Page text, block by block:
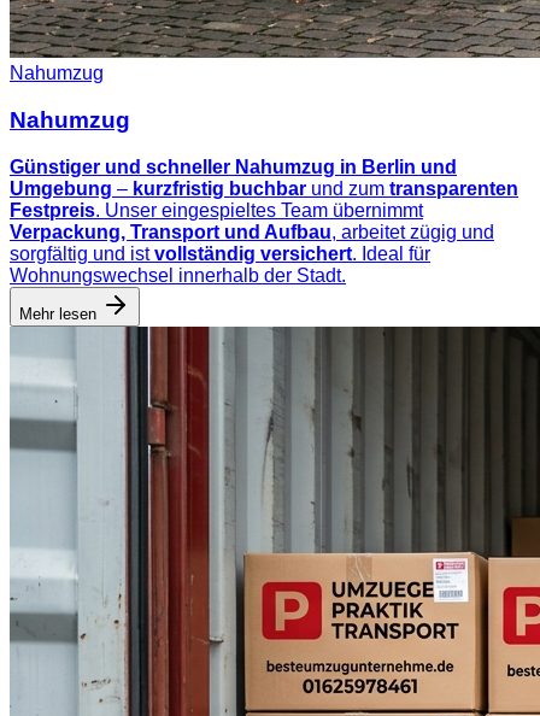
Nahumzug
Nahumzug
Günstiger und schneller Nahumzug in Berlin und
Umgebung – kurzfristig buchbar und zum transparenten
Festpreis. Unser eingespieltes Team übernimmt
Verpackung, Transport und Aufbau, arbeitet zügig und
sorgfältig und istvollständig versichert. Ideal für
Wohnungswechsel innerhalb der Stadt.
Mehr lesen